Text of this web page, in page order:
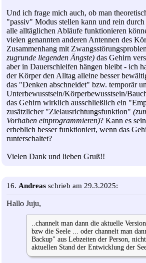
Und ich frage mich auch, ob man
"passiv" Modus stellen kann und rein
alle alltäglichen Abläufe funktionieren
vielen genannten anderen Antennen des
Zusammenhang mit
zugrunde liegenden Ängste) das Gehirn
aber in Dauerschleifen hängen bleibt - ich
der Körper den Alltag alleine besser
das "Denken abschneidet" bzw. temporär
Unterbewusstsein/Körperbewusstsein/
das Gehirn wirklich ausschließlich ein
zusätzlicher "Zielausrichtungsfunktion"
Vorhaben einprogrammieren)? Kann es
erheblich besser funktioniert, wenn das
runterschaltet?
Vielen Dank und lieben Gruß!!
16. Andreas schrieb am 29.3.2025:
Hallo Juju,
..channelt man dann die aktuelle
bzw die Seele ... oder channelt man
Backup" aus Lebzeiten der Person,
aktuellen Stand der Entwicklung der